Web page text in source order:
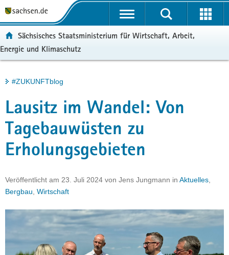
t
a
l
r
g
r
e
e
n
a
u
p
t
a
l
t
e
r
v
Portalübergreifende
Sächsisches Staatsministerium für Wirtschaft, Arbeit,
Energie und Klimaschutz
Hauptinhalt
#ZUKUNFTblog
Lausitz im Wandel: Von
Tagebauwüsten zu
Erholungsgebieten
Veröffentlicht am 23. Juli 2024 von Jens Jungmann in Aktuelles
Bergbau Wirtschaft